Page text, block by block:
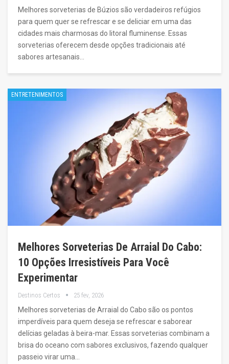
Melhores sorveterias de Búzios são verdadeiros refúgios
para quem quer se refrescar e se deliciar em uma das
cidades mais charmosas do litoral fluminense. Essas
sorveterias oferecem desde opções tradicionais até
sabores artesanais…
ENTRETENIMENTOS
Melhores Sorveterias De Arraial Do Cabo:
10 Opções Irresistíveis Para Você
Experimentar
Destinos Certos 25 fev, 2026
Melhores sorveterias de Arraial do Cabo são os pontos
imperdíveis para quem deseja se refrescar e saborear
delícias geladas à beira-mar. Essas sorveterias combinam a
brisa do oceano com sabores exclusivos, fazendo qualquer
passeio virar uma…